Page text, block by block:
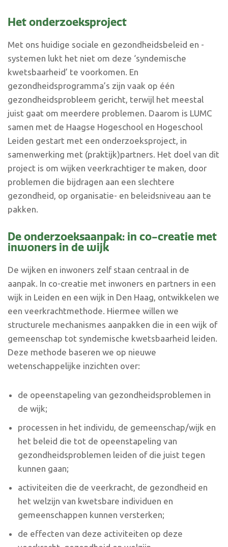
Het onderzoeksproject
Met ons huidige sociale en gezondheidsbeleid en -
systemen lukt het niet om deze ‘syndemische
kwetsbaarheid’ te voorkomen. En
gezondheidsprogramma’s zijn vaak op één
gezondheidsprobleem gericht, terwijl het meestal
juist gaat om meerdere problemen. Daarom is LUMC
samen met de Haagse Hogeschool en Hogeschool
Leiden gestart met een onderzoeksproject, in
samenwerking met (praktijk)partners. Het doel van dit
project is om wijken veerkrachtiger te maken, door
problemen die bijdragen aan een slechtere
gezondheid, op organisatie- en beleidsniveau aan te
pakken.
De onderzoeksaanpak: in co-creatie met
inwoners in de wijk
De wijken en inwoners zelf staan centraal in de
aanpak. In co-creatie met inwoners en partners in een
wijk in Leiden en een wijk in Den Haag, ontwikkelen we
een veerkrachtmethode. Hiermee willen we
structurele mechanismes aanpakken die in een wijk of
gemeenschap tot syndemische kwetsbaarheid leiden.
Deze methode baseren we op nieuwe
wetenschappelijke inzichten over:
de opeenstapeling van gezondheidsproblemen in
de wijk;
processen in het individu, de gemeenschap/wijk en
het beleid die tot de opeenstapeling van
gezondheidsproblemen leiden of die juist tegen
kunnen gaan;
activiteiten die de veerkracht, de gezondheid en
het welzijn van kwetsbare individuen en
gemeenschappen kunnen versterken;
de effecten van deze activiteiten op deze